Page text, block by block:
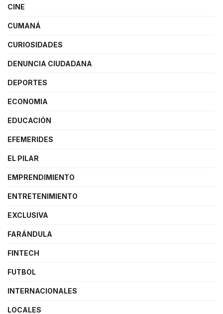
CINE
CUMANÁ
CURIOSIDADES
DENUNCIA CIUDADANA
DEPORTES
ECONOMIA
EDUCACIÓN
EFEMERIDES
EL PILAR
EMPRENDIMIENTO
ENTRETENIMIENTO
EXCLUSIVA
FARÁNDULA
FINTECH
FUTBOL
INTERNACIONALES
LOCALES